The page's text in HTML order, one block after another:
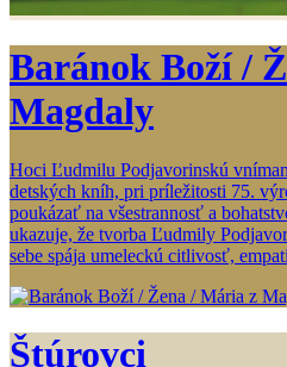
Baránok Boží /
Magdaly
Hoci Ľudmilu Podjavorinskú
detských kníh, pri príležitosti 75.
poukázať na všestrannosť a
ukazuje, že tvorba Ľudmily
sebe spája umeleckú citlivosť,
Štúrovci